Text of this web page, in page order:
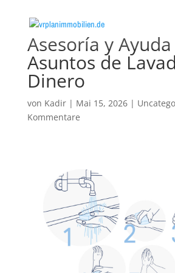
Asesoría y
Asuntos de
Dinero
von Kadir| Mai 15, 2026|
Kommentare